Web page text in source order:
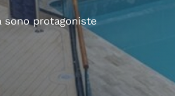
sono protagoniste